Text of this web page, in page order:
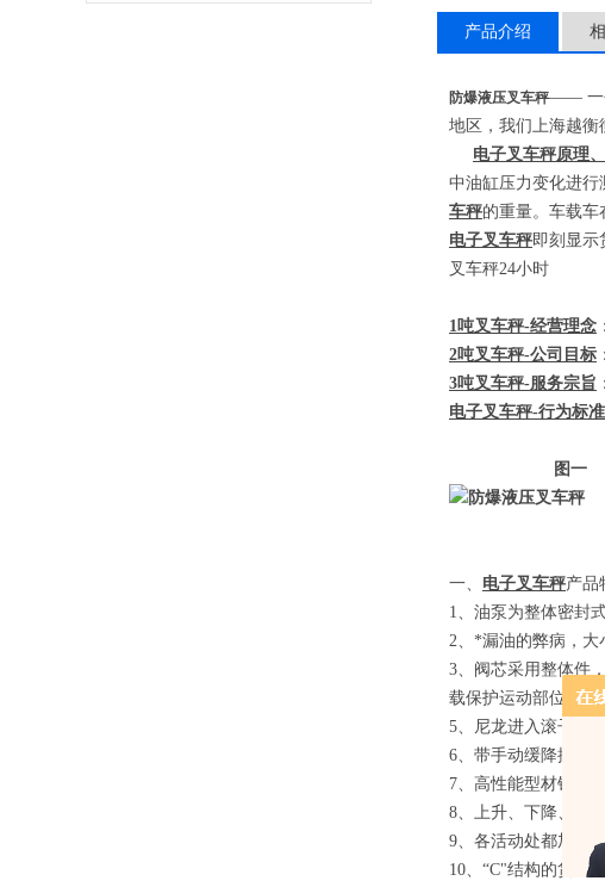
产品介绍
防爆液压叉车秤——
地区，我们上海越衡
电子叉车秤原理
中油缸压力变化进行
车秤的重量。车载车
电子叉车秤即刻显示
叉车秤24小时
1吨叉车秤-经营理念
2吨叉车秤-公司目标
3吨叉车秤-服务宗旨
电子叉车秤-行为标准
图一
一、 电子叉车秤产品
1、 油泵为整体密封
2、 *漏油的弊病，大
3、 阀芯采用整体件
载保护运动部位装配
5、 尼龙进入滚子和
6、 带手动缓降控制
7、 高性能型材钢和
8、 上升、下降、移
9、 各活动处都加入
10、 “C"结构的货叉